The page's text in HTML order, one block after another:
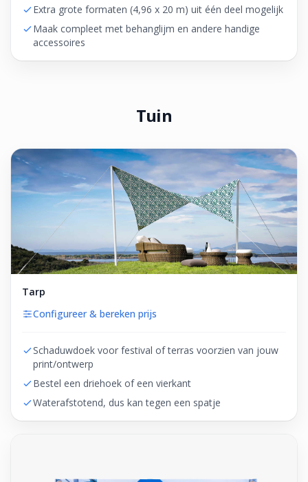
Extra grote formaten (4,96 x 20 m) uit één deel mogelijk
Maak compleet met behanglijm en andere handige
accessoires
Tuin
Tarp
Configureer & bereken prijs
Schaduwdoek voor festival of terras voorzien van jouw
print/ontwerp
Bestel een driehoek of een vierkant
Waterafstotend, dus kan tegen een spatje